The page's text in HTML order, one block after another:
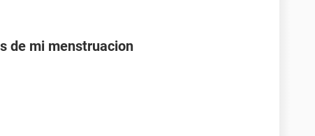
de mi menstruacion